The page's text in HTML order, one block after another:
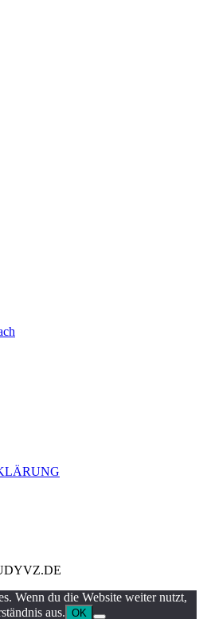
Wenn du die Website weiter nutzt,
aus. OK